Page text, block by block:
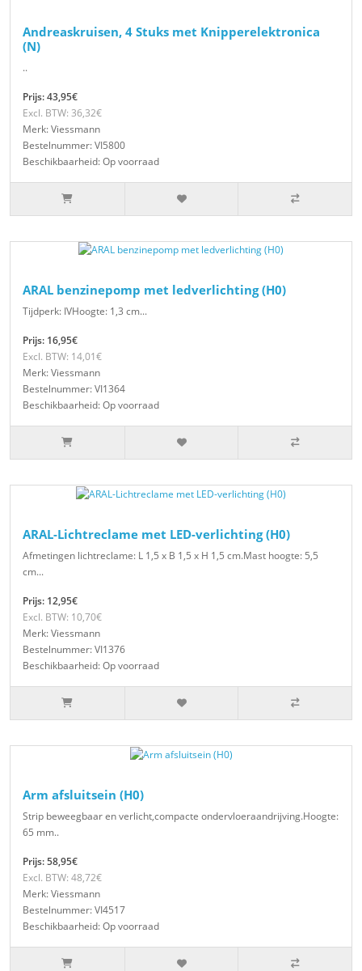
Andreaskruisen, 4 Stuks met Knipperelektronica
(N)
..
Prijs: 43,95€
Excl. BTW: 36,32€
Merk: Viessmann
Bestelnummer: VI5800
Beschikbaarheid: Op voorraad
ARAL benzinepomp met ledverlichting (H0)
Tijdperk: IVHoogte: 1,3 cm...
Prijs: 16,95€
Excl. BTW: 14,01€
Merk: Viessmann
Bestelnummer: VI1364
Beschikbaarheid: Op voorraad
ARAL-Lichtreclame met LED-verlichting (H0)
Afmetingen lichtreclame: L 1,5 x B 1,5 x H 1,5 cm.Mast hoogte: 5,5
cm...
Prijs: 12,95€
Excl. BTW: 10,70€
Merk: Viessmann
Bestelnummer: VI1376
Beschikbaarheid: Op voorraad
Arm afsluitsein (H0)
Strip beweegbaar en verlicht,compacte ondervloeraandrijving.Hoogte:
65 mm..
Prijs: 58,95€
Excl. BTW: 48,72€
Merk: Viessmann
Bestelnummer: VI4517
Beschikbaarheid: Op voorraad